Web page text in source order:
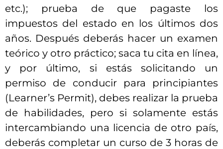
etc.); prueba de que pagaste los
impuestos del estado en los últimos dos
años. Después deberás hacer un examen
teórico y otro práctico; saca tu cita en línea,
y por último, si estás solicitando un
permiso de conducir para principiantes
(Learner’s Permit), debes realizar la prueba
de habilidades, pero si solamente estás
intercambiando una licencia de otro país,
deberás completar un curso de 3 horas de